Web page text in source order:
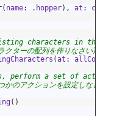
( name: . hopper) , at :
characters in the
ターの配列を作りなさい)
(at :
perform a set of
のアクションを設定しなさい)
( )